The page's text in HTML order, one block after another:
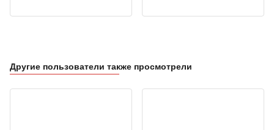
Другие пользователи также просмотрели